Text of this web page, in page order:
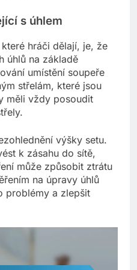
s úhlem
hráči dělají, je, že
úhlů na základě
umístění soupeře
střelám, které jsou
měli vždy posoudit
výšky setu.
k zásahu do sítě,
může způsobit ztrátu
na úpravy úhlů
problémy a zlepšit